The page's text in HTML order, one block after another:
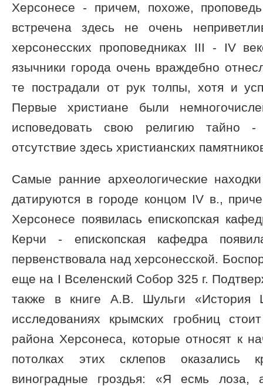
Херсонесе - причем, похоже,
встречена здесь не очень
херсонесских проповедниках III - IV
язычники города очень враждебно
те пострадали от рук толпы, хотя и
Первые христиане были
исповедовать свою религию тайно
отсутствие здесь христианских
Самые ранние археологические
датируются в городе концом IV в.,
Херсонесе появилась епископская
Керчи - епископская кафедра
первенствовала над херсонесской.
еще на I Вселенский Собор 325 г.
также в книге А.В. Шульги «История
исследованиях крымских гробниц
района Херсонеса, которые относят к
потолках этих склепов оказались
виноградные гроздья: «Я есмь